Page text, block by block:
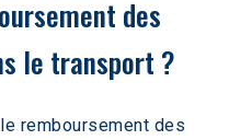
des
le transport ?
remboursement des